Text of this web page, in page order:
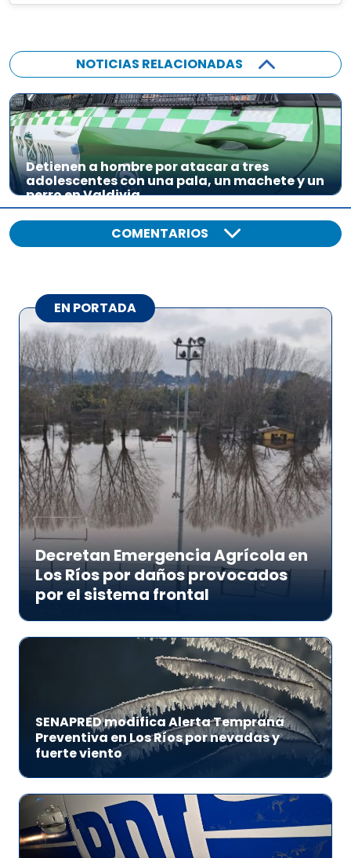
NOTICIAS RELACIONADAS
Detienen a hombre por atacar a tres
adolescentes con una pala, un machete y un
perro en Valdivia
COMENTARIOS
EN PORTADA
Decretan Emergencia Agrícola en
Los Ríos por daños provocados
por el sistema frontal
SENAPRED modifica Alerta Temprana
Preventiva en Los Ríos por nevadas y
fuerte viento